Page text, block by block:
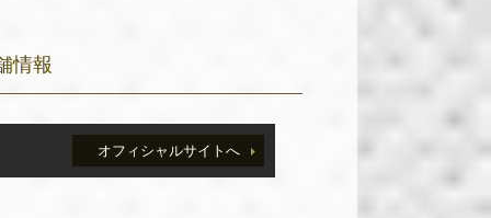
情報
オフィシャルサイトへ